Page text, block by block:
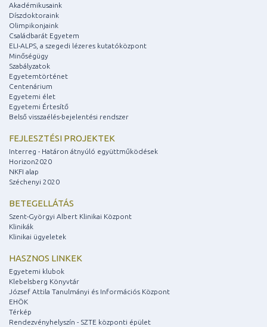
Akadémikusaink
Díszdoktoraink
Olimpikonjaink
Családbarát Egyetem
ELI-ALPS, a szegedi lézeres kutatóközpont
Minőségügy
Szabályzatok
Egyetemtörténet
Centenárium
Egyetemi élet
Egyetemi Értesítő
Belső visszaélés-bejelentési rendszer
FEJLESZTÉSI PROJEKTEK
Interreg - Határon átnyúló együttműködések
Horizon2020
NKFI alap
Széchenyi 2020
BETEGELLÁTÁS
Szent-Györgyi Albert Klinikai Központ
Klinikák
Klinikai ügyeletek
HASZNOS LINKEK
Egyetemi klubok
Klebelsberg Könyvtár
József Attila Tanulmányi és Információs Központ
EHÖK
Térkép
Rendezvényhelyszín - SZTE központi épület